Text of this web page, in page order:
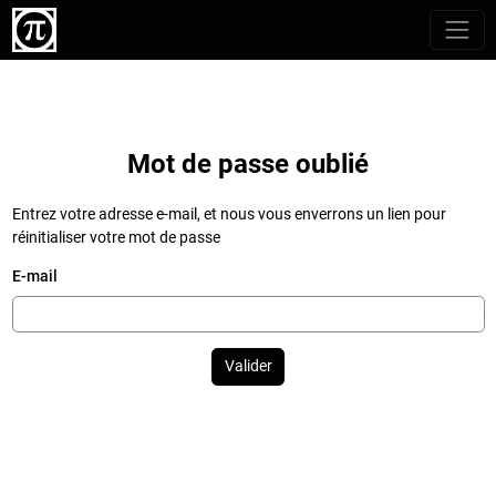
Mot de passe oublié
Entrez votre adresse e-mail, et nous vous enverrons un lien pour
réinitialiser votre mot de passe
E-mail
Valider